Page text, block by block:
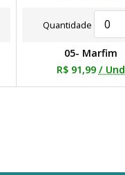
Quantidade
05- Marfim
R$ 91,99 / Und